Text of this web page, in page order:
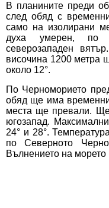
В планините преди
след обяд с
само на изолирани
духа умерен, по
северозападен
височина 1200 метра
около 12°.
По Черноморието
обяд ще има
места ще превали.
югозапад.
24° и 28°.
по Северното
Вълнението на